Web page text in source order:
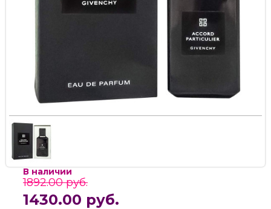
В наличии
1892.00 руб.
1430.00 руб.